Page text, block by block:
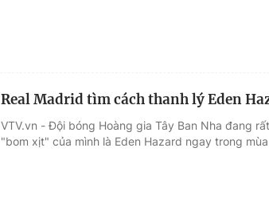
Real Madrid tìm cách thanh lý Eden
VTV.vn - Đội bóng Hoàng gia Tây Ban Nha đang
"bom xịt" của mình là Eden Hazard ngay trong